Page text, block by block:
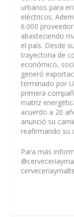
urbanos para
eléctricos.
6.000
abasteciendo
el país. Desde
trayectoria de
económico,
generó
terminado por
primera
matriz
acuerdo a 20
anunció su
reafirmando su
Para más